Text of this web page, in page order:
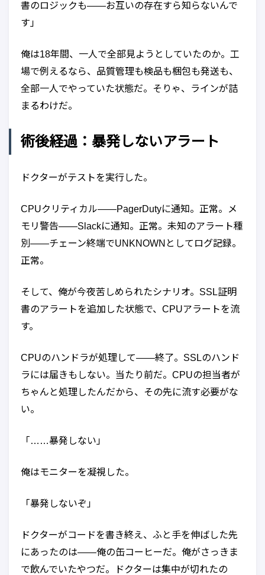
書のロジックも——お互いの存在すら知らないんで
す」
俺は18年間、一人で全部見ようとしていたのか。工
場で例えるなら、品質管理も検品も梱包も発送も、
全部一人でやっていた状態だ。そりゃ、ラインが詰
まるわけだ。
術後経過：暴発しないアラート
ドクターがテストを実行した。
CPUクリティカル——PagerDutyに通知。正常。メ
モリ警告——Slackに通知。正常。未知のアラート種
別——チェーン終端でUNKNOWNとしてログ記録。
正常。
そして、俺が今夜苦しめられたシナリオ。SSL証明
書のアラートを追加した状態で、CPUアラートを流
す。
CPUのハンドラが処理して——終了。SSLのハンド
ラには届きもしない。当たり前だ。CPUの担当者が
ちゃんと処理したんだから、その先に流す必要がな
い。
「……暴発しない」
俺はモニターを凝視した。
「暴発しないぞ」
ドクターがコードを書き終え、ふと手を伸ばした先
にあったのは——俺の缶コーヒーだ。俺がさっきま
で飲んでいたやつだ。ドクターは集中が切れたの